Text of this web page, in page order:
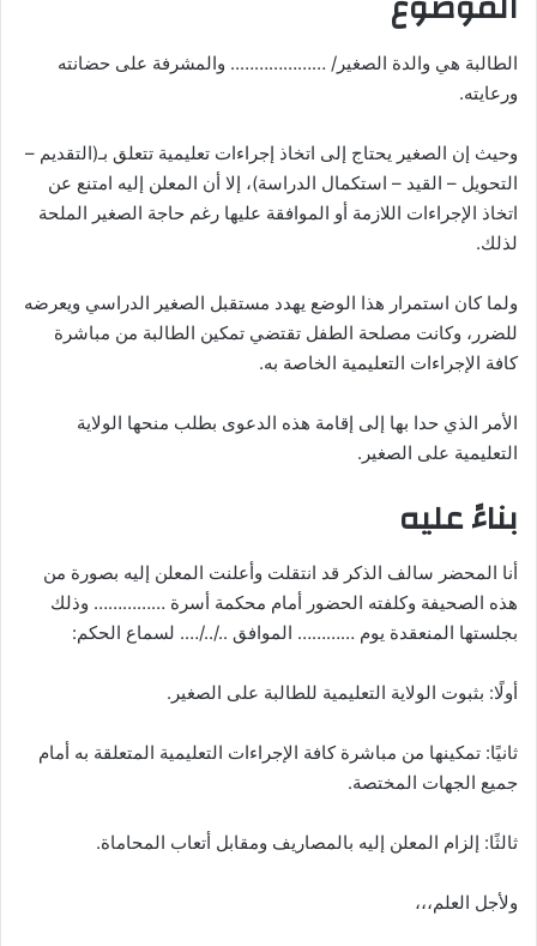
الطالبة هي والدة الصغير/ ……………….. والمشرفة على حضانته
ورعايته.
وحيث إن الصغير يحتاج إلى اتخاذ إجراءات تعليمية تتعلق بـ(التقديم –
التحويل – القيد – استكمال الدراسة)، إلا أن المعلن إليه امتنع عن
اتخاذ الإجراءات اللازمة أو الموافقة عليها رغم حاجة الصغير الملحة
لذلك.
ولما كان استمرار هذا الوضع يهدد مستقبل الصغير الدراسي ويعرضه
للضرر، وكانت مصلحة الطفل تقتضي تمكين الطالبة من مباشرة
كافة الإجراءات التعليمية الخاصة به.
الأمر الذي حدا بها إلى إقامة هذه الدعوى بطلب منحها الولاية
التعليمية على الصغير.
بناءً عليه
أنا المحضر سالف الذكر قد انتقلت وأعلنت المعلن إليه بصورة من
هذه الصحيفة وكلفته الحضور أمام محكمة أسرة …………… وذلك
بجلستها المنعقدة يوم ………… الموافق ../../…. لسماع الحكم:
أولًا: بثبوت الولاية التعليمية للطالبة على الصغير.
ثانيًا: تمكينها من مباشرة كافة الإجراءات التعليمية المتعلقة به أمام
جميع الجهات المختصة.
ثالثًا: إلزام المعلن إليه بالمصاريف ومقابل أتعاب المحاماة.
ولأجل العلم،،،